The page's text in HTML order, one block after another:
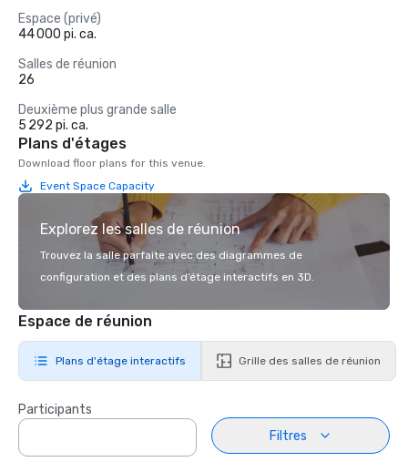
Espace (privé)
44 000 pi. ca.
Salles de réunion
26
Deuxième plus grande salle
5 292 pi. ca.
Plans d'étages
Download floor plans for this venue.
Event Space Capacity
Explorez les salles de réunion
Trouvez la salle parfaite avec des diagrammes de
configuration et des plans d’étage interactifs en 3D.
Espace de réunion
Plans d'étage interactifs Grille des salles de réunion
Participants
Filtres